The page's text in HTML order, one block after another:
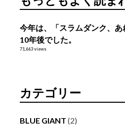
今年は、「スラムダンク、
10年後でした。
71,663 views
カテゴリー
BLUE GIANT (2)